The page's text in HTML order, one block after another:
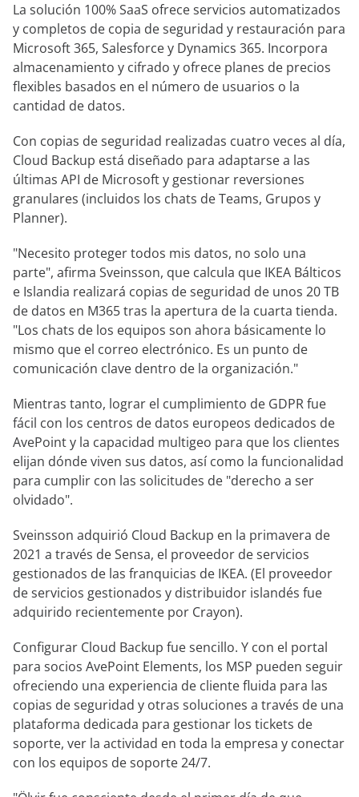
La solución 100% SaaS ofrece servicios automatizados
y completos de copia de seguridad y restauración para
Microsoft 365, Salesforce y Dynamics 365. Incorpora
almacenamiento y cifrado y ofrece planes de precios
flexibles basados en el número de usuarios o la
cantidad de datos.
Con copias de seguridad realizadas cuatro veces al día,
Cloud Backup está diseñado para adaptarse a las
últimas API de Microsoft y gestionar reversiones
granulares (incluidos los chats de Teams, Grupos y
Planner).
"Necesito proteger todos mis datos, no solo una
parte", afirma Sveinsson, que calcula que IKEA Bálticos
e Islandia realizará copias de seguridad de unos 20 TB
de datos en M365 tras la apertura de la cuarta tienda.
"Los chats de los equipos son ahora básicamente lo
mismo que el correo electrónico. Es un punto de
comunicación clave dentro de la organización."
Mientras tanto, lograr el cumplimiento de GDPR fue
fácil con los centros de datos europeos dedicados de
AvePoint y la capacidad multigeo para que los clientes
elijan dónde viven sus datos, así como la funcionalidad
para cumplir con las solicitudes de "derecho a ser
olvidado".
Sveinsson adquirió Cloud Backup en la primavera de
2021 a través de Sensa, el proveedor de servicios
gestionados de las franquicias de IKEA. (El proveedor
de servicios gestionados y distribuidor islandés fue
adquirido recientemente por Crayon).
Configurar Cloud Backup fue sencillo. Y con el portal
para socios AvePoint Elements, los MSP pueden seguir
ofreciendo una experiencia de cliente fluida para las
copias de seguridad y otras soluciones a través de una
plataforma dedicada para gestionar los tickets de
soporte, ver la actividad en toda la empresa y conectar
con los equipos de soporte 24/7.